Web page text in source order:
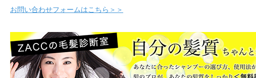
お問い合わせフォームはこちら＞＞